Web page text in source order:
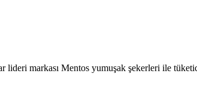
lideri markası Mentos yumuşak şekerleri ile